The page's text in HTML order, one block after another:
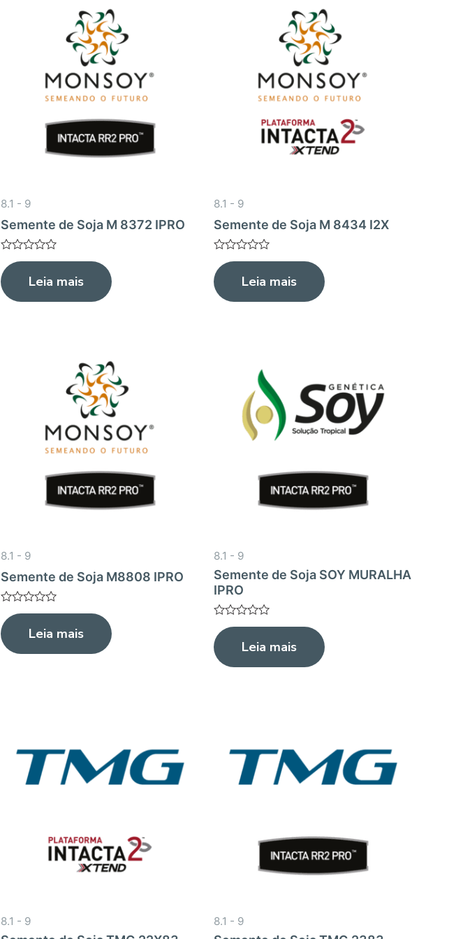
8.1 - 9
Semente de Soja M 8372 IPRO
Avaliação
0
de
5
Leia mais
8.1 - 9
Semente de Soja M 8434 I2X
Avaliação
0
de
5
Leia mais
8.1 - 9
Semente de Soja M8808 IPRO
Avaliação
0
de
5
Leia mais
8.1 - 9
Semente de Soja SOY MURALHA
IPRO
Avaliação
0
de
5
Leia mais
8.1 - 9 8.1 - 9